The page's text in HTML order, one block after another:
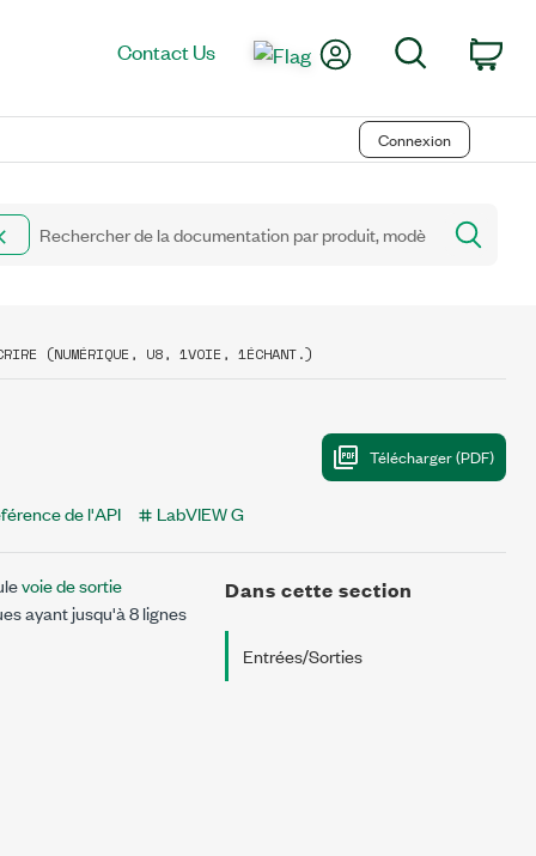
Contact Us My AccountSearch
Connexion
(NUMÉRIQUE, U8, 1VOIE, 1ÉCHANT.)
de l'API LabVIEW G
voie de sortie
ayant jusqu'à 8 lignes
Dans cette section
Entrées/Sorties